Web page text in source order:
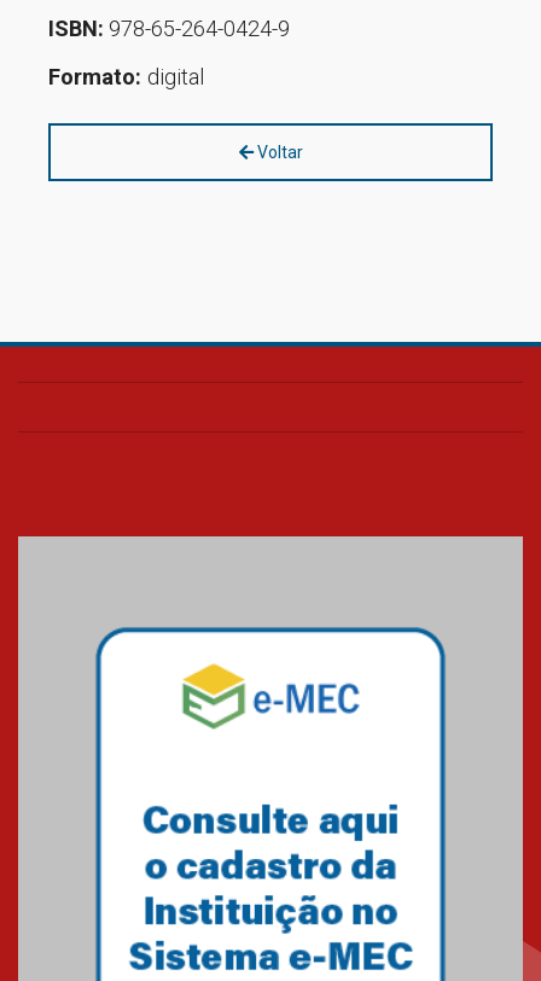
ISBN: 978-65-264-0424-9
Formato: digital
Voltar